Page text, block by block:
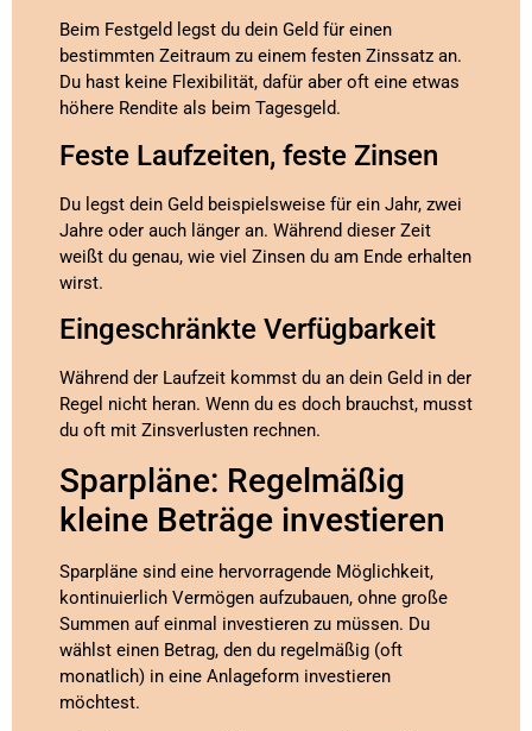
Beim Festgeld legst du dein Geld für einen
bestimmten Zeitraum zu einem festen Zinssatz an.
Du hast keine Flexibilität, dafür aber oft eine etwas
höhere Rendite als beim Tagesgeld.
Feste Laufzeiten, feste Zinsen
Du legst dein Geld beispielsweise für ein Jahr, zwei
Jahre oder auch länger an. Während dieser Zeit
weißt du genau, wie viel Zinsen du am Ende erhalten
wirst.
Eingeschränkte Verfügbarkeit
Während der Laufzeit kommst du an dein Geld in der
Regel nicht heran. Wenn du es doch brauchst, musst
du oft mit Zinsverlusten rechnen.
Sparpläne: Regelmäßig
kleine Beträge investieren
Sparpläne sind eine hervorragende Möglichkeit,
kontinuierlich Vermögen aufzubauen, ohne große
Summen auf einmal investieren zu müssen. Du
wählst einen Betrag, den du regelmäßig (oft
monatlich) in eine Anlageform investieren
möchtest.